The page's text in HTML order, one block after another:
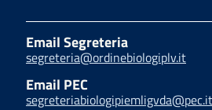
Email Segreteria
segreteria@ordinebiologiplv.it
Email PEC
segreteriabiologipiemligvda@pec.it